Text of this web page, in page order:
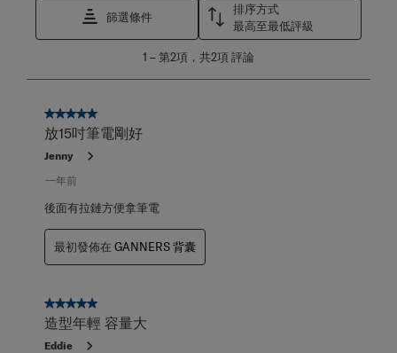
篩選條件
排序方式
最高至最低評級
第
項，
1 –第2項，共2項評論
5星，共5星。
放15吋筆電剛好
Jenny
一年前
後面有拉鏈方便拿筆電
最初發佈在 GANNERS 背囊
5星，共5星。
造型年輕 容量大
Eddie